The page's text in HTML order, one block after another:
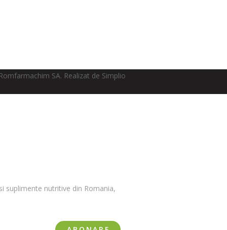
suplimente nutritive din Romania,
SA. Realizat de Simplio